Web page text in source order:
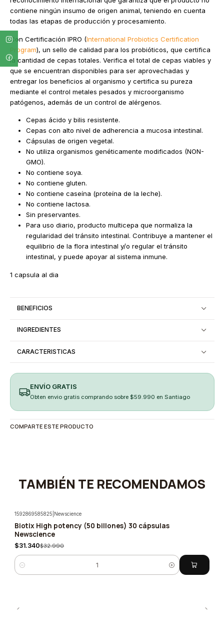
contiene ningún insumo de origen animal, teniendo en cuenta
todas las etapas de producción y procesamiento.
Con Certificación IPRO (International Probiotics Certification
Program), un sello de calidad para los probióticos, que certifica
la cantidad de cepas totales. Verifica el total de cepas viables y
que se encuentran disponibles para ser aprovechadas y
entregar los beneficios al organismo y certifica su pureza
mediante el control metales pesados y microorganismo
patógenos, además de un control de alérgenos.
Cepas ácido y bilis resistente.
Cepas con alto nivel de adherencia a mucosa intestinal.
Cápsulas de origen vegetal.
No utiliza organismos genéticamente modificados (NON-
GMO).
No contiene soya.
No contiene gluten.
No contiene caseína (proteína de la leche).
No contiene lactosa.
Sin preservantes.
Para uso diario, producto multicepa que normaliza la
regularidad del tránsito intestinal. Contribuye a mantener el
equilibrio de la flora intestinal y/o regular el tránsito
intestinal, y puede apoyar al sistema inmune.
1 capsula al dia
BENEFICIOS
INGREDIENTES
CARACTERISTICAS
ENVÍO GRATIS
Obten envio gratis comprando sobre $59.990 en Santiago
COMPARTE ESTE PRODUCTO
TAMBIÉN TE RECOMENDAMOS
-5%
1592869585825 Newscience
Biotix High potency (50 billones) 30 cápsulas
Newscience
$31.340$32.990
Cantidad